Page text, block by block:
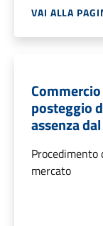
VAI ALLA
posteggio
assenza
Procedimento
mercato